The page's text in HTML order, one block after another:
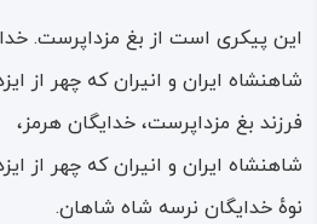
بستان نهاده است. اوژن فلاندن می
بستان را تخت رستم عنوان می کنند.
به گفته یاقوت حموی، تاق بستان
یونانی قصر خورنقِ یزدگرد یکم در
این پیکری است از بغ مزداپرست.
شاهنشاه ایران و انیران که چهر از
فرزند بغ مزداپرست، خدایگان هرمز،
شاهنشاه ایران و انیران که چهر از
نوهٔ خدایگان نرسه شاه شاهان.